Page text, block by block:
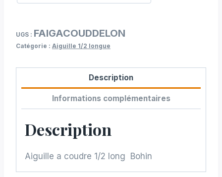
UGS : FAIGACOUDDELON
Catégorie : Aiguille 1/2 longue
Description
Informations complémentaires
Description
Aiguille a coudre 1/2 long Bohin